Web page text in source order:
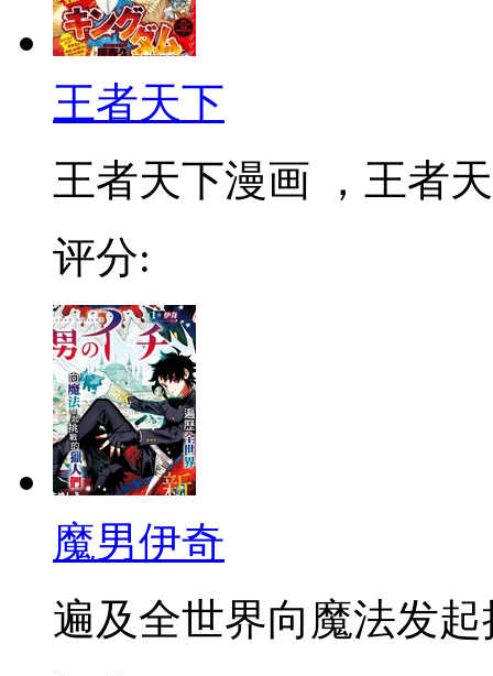
王者天下
王者天下漫画 ，王者
评分:
魔男伊奇
遍及全世界向魔法发起